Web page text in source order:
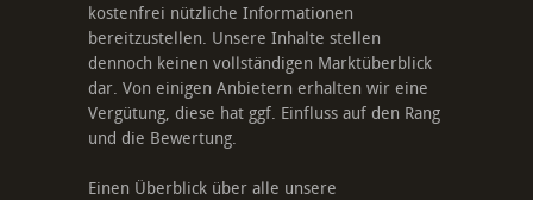
kostenfrei nützliche Informationen
bereitzustellen. Unsere Inhalte stellen
dennoch keinen vollständigen Marktüberblick
dar. Von einigen Anbietern erhalten wir eine
Vergütung, diese hat ggf. Einfluss auf den Rang
und die Bewertung.
Einen Überblick über alle unsere